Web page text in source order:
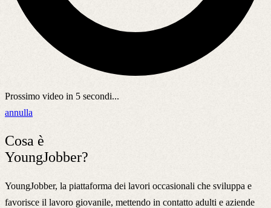
Prossimo video in 5 secondi...
annulla
Cosa è
YoungJobber?
YoungJobber, la piattaforma dei lavori occasionali che sviluppa e
favorisce il lavoro giovanile, mettendo in contatto adulti e aziende